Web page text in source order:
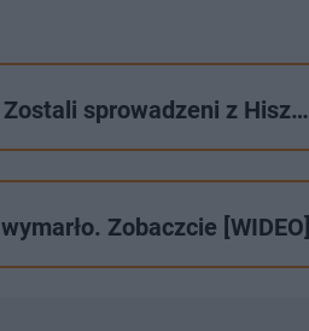
sprowadzeni z Hisz…
Zobaczcie [WIDEO]